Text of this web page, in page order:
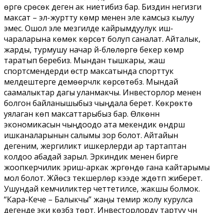
өргө сүрөсөк деген ак ниетибиз бар. Биздин негизги
максат – эл-журтту көмүр менен эле камсыз кылуу
эмес. Ошол эле мезгилде кайрымдуулук иш-
чараларына көмөк көрсөтүү болуп саналат. Айталык,
жарды, турмушу начар үй-бүлөлөргө бекер көмүр
таратып беребиз. Мындан тышкары, жаш
спортсмендерди өстүрүү максатында спорттук
мелдештерге демөөрчүлүк көрсөтөбүз. Мындай
саамалыктар дагы уланмакчы. Инвесторлор менен
болгон байланышыбыз чыңдала берет. Көкүрөктө
уялаган көп максаттарыбыз бар. Өлкөнүн
экономикасын чыңдоодо ата мекендик өндүрүш
ишканаларынын салымы зор болот. Айтайын
дегеним, жергиликтүү ишкерлерди ар тартаптан
колдоо абадай зарыл. Эркиндик менен бирге
жоопкерчилик эриш-аркак жүргөндө гана кайтарымы
мол болот. Жүйөсүз текшерүүлөр кээде жүдөтүп жиберет.
Ушундай кемчиликтер четтетилсе, жакшы болмок.
“Кара-Кече – Балыкчы” жаңы темир жолу курулса
дегенде эки көзүбүз төрт. Инвесторлорду тартуу үчүн